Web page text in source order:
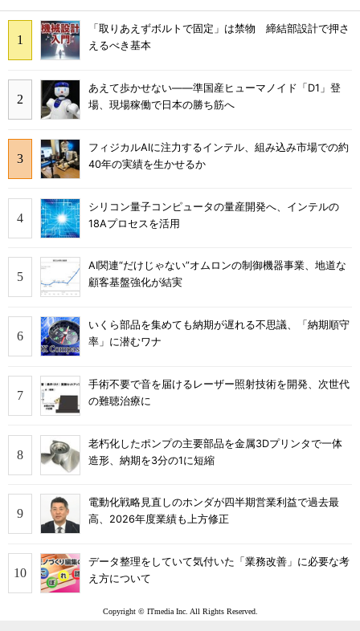
「取りあえずボルトで固定」は禁物 締結部設計で押さ
えるべき基本
あえて歩かせない――準国産ヒューマノイド「D1」登
場、現場稼働で日本の勝ち筋へ
フィジカルAIに注力するインテル、組み込み市場での約
40年の実績を生かせるか
シリコン量子コンピュータの量産開発へ、インテルの
18Aプロセスを活用
AI関連“だけじゃない”オムロンの制御機器事業、地道な
顧客基盤強化が結実
いくら部品を集めても納期が遅れる不思議、「納期順守
率」に潜むワナ
手術不要で音を届けるレーザー照射技術を開発、次世代
の難聴治療に
老朽化したポンプの主要部品を金属3Dプリンタで一体
造形、納期を3分の1に短縮
電動化戦略見直しのホンダが四半期営業利益で過去最
高、2026年度業績も上方修正
データ整理をしていて気付いた「業務改善」に必要な考
え方について
Copyright © ITmedia Inc. All Rights Reserved.